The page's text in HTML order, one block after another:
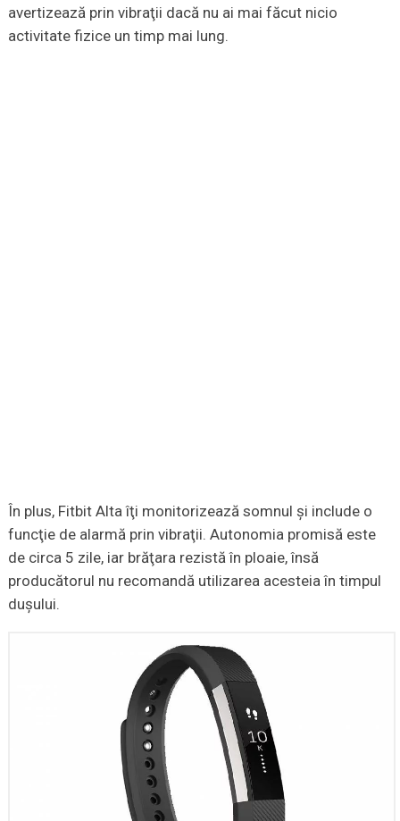
avertizează prin vibraţii dacă nu ai mai făcut nicio
activitate fizice un timp mai lung.
În plus, Fitbit Alta îţi monitorizează somnul şi include o
funcţie de alarmă prin vibraţii. Autonomia promisă este
de circa 5 zile, iar brăţara rezistă în ploaie, însă
producătorul nu recomandă utilizarea acesteia în timpul
duşului.